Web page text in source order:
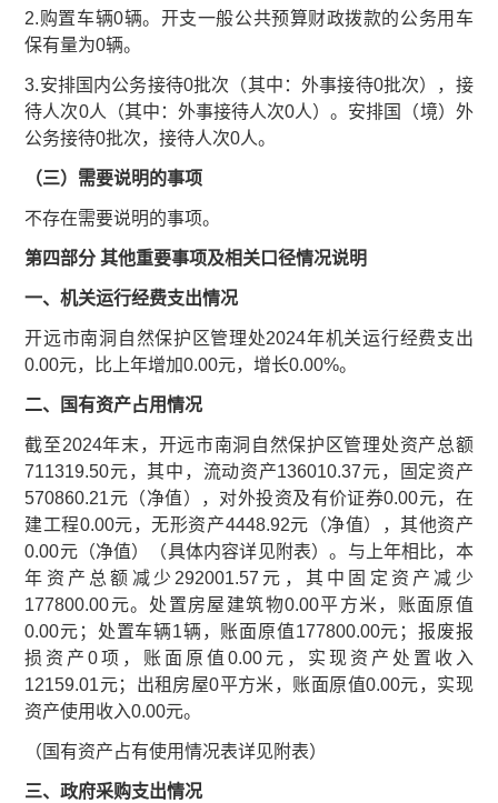
2.购置车辆0辆。开支一般公共预算财政拨款的公务用车
保有量为0辆。
3.安排国内公务接待0批次（其中：外事接待0批次），接
待人次0人（其中：外事接待人次0人）。安排国（境）外
公务接待0批次，接待人次0人。
（三）需要说明的事项
不存在需要说明的事项。
第四部分 其他重要事项及相关口径情况说明
一、机关运行经费支出情况
开远市南洞自然保护区管理处2024年机关运行经费支出
0.00元，比上年增加0.00元，增长0.00%。
二、国有资产占用情况
截至2024年末，开远市南洞自然保护区管理处资产总额
711319.50元，其中，流动资产136010.37元，固定资产
570860.21元（净值），对外投资及有价证券0.00元，在
建工程0.00元，无形资产4448.92元（净值），其他资产
0.00元（净值）（具体内容详见附表）。与上年相比，本
年资产总额减少292001.57元，其中固定资产减少
177800.00元。处置房屋建筑物0.00平方米，账面原值
0.00元；处置车辆1辆，账面原值177800.00元；报废报
损资产0项，账面原值0.00元，实现资产处置收入
12159.01元；出租房屋0平方米，账面原值0.00元，实现
资产使用收入0.00元。
（国有资产占有使用情况表详见附表）
三、政府采购支出情况